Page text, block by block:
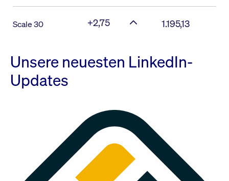
Scale 30 +2,75 1.195,13
Unsere neuesten LinkedIn-
Updates